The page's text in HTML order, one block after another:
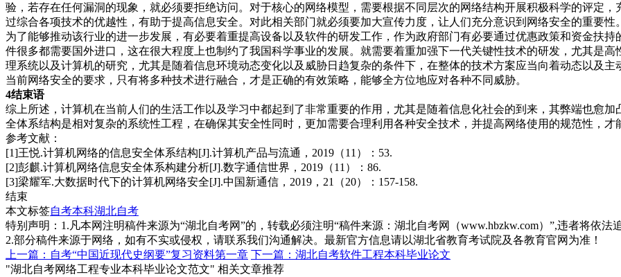
验，若存在任何漏洞的现象，就必须要拒绝访问。对于核心的网络模型，需要根据不同层次的网络结构开展积极科学的评定
过综合各项技术的优越性，有助于提高信息安全。对此相关部门就必须要加大宣传力度，让人们充分意识到网络安全的重要
为了能够推动该行业的进一步发展，有必要着重提高设备以及软件的研发工作，作为政府部门有必要通过优惠政策和资金扶
件很多都需要国外进口，这在很大程度上也制约了我国科学事业的发展。就需要着重加强下一代关键性技术的研发，尤其是
理系统以及计算机的研究，尤其是随着信息环境动态变化以及威胁日趋复杂的条件下，在整体的技术方案应当向着动态以及
当前网络安全的要求，只有将多种技术进行融合，才是正确的有效策略，能够全方位地应对各种不同威胁。
4结束语
综上所述，计算机在当前人们的生活工作以及学习中都起到了非常重要的作用，尤其是随着信息化社会的到来，其弊端也愈
全体系结构是相对复杂的系统性工程，在确保其安全性同时，更加需要合理利用各种安全技术，并提高网络使用的规范性，才
参考文献：
[1]王悦.计算机网络的信息安全体系结构[J].计算机产品与流通，2019（11）：53.
[2]彭麒.计算机网络信息安全体系构建分析[J].数字通信世界，2019（11）：86.
[3]梁耀军.大数据时代下的计算机网络安全[J].中国新通信，2019，21（20）：157-158.
结束
本文标签自考本科湖北自考
特别声明：1.凡本网注明稿件来源为“湖北自考网”的，转载必须注明“稿件来源：湖北自考网（www.hbzkw.com）”,违者将依法
2.部分稿件来源于网络，如有不实或侵权，请联系我们沟通解决。最新官方信息请以湖北省教育考试院及各教育官网为准！
上一篇：自考“中国近现代史纲要”复习资料第一章 下一篇：湖北自考软件工程本科毕业论文
"湖北自考网络工程专业本科毕业论文范文" 相关文章推荐